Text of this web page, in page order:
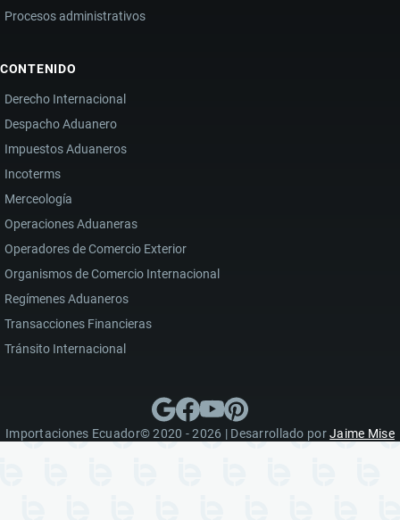
Procesos administrativos
CONTENIDO
Derecho Internacional
Despacho Aduanero
Impuestos Aduaneros
Incoterms
Merceología
Operaciones Aduaneras
Operadores de Comercio Exterior
Organismos de Comercio Internacional
Regímenes Aduaneros
Transacciones Financieras
Tránsito Internacional
Importaciones Ecuador© 2020 - 2026 | Desarrollado porJaime Mise